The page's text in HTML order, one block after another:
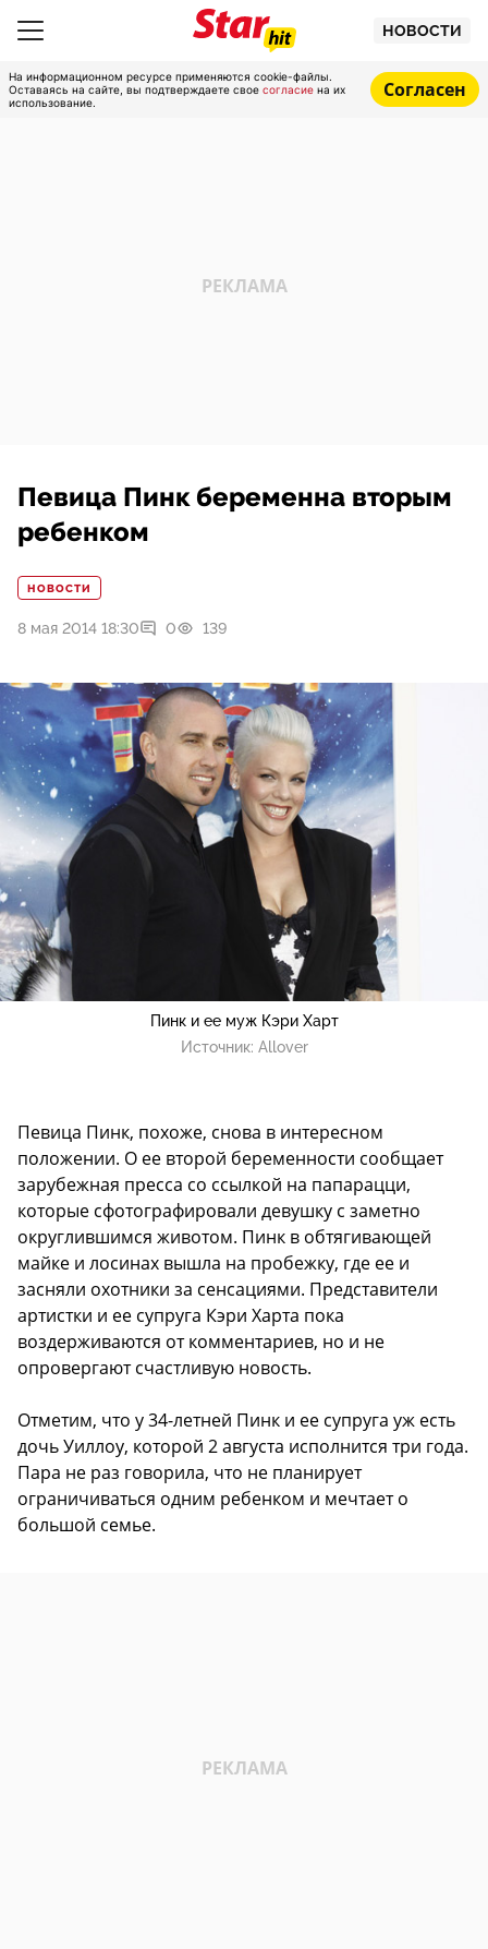
НОВОСТИ
На информационном ресурсе применяются cookie-файлы.
Оставаясь на сайте, вы подтверждаете свое согласие на их
использование.
Согласен
Певица Пинк беременна вторым
ребенком
НОВОСТИ
8 мая 2014 18:30 0 139
Пинк и ее муж Кэри Харт
Источник: Allover
Певица Пинк, похоже, снова в интересном
положении. О ее второй беременности сообщает
зарубежная пресса со ссылкой на папарацци,
которые сфотографировали девушку с заметно
округлившимся животом. Пинк в обтягивающей
майке и лосинах вышла на пробежку, где ее и
засняли охотники за сенсациями. Представители
артистки и ее супруга Кэри Харта пока
воздерживаются от комментариев, но и не
опровергают счастливую новость.
Отметим, что у 34-летней Пинк и ее супруга уж есть
дочь Уиллоу, которой 2 августа исполнится три года.
Пара не раз говорила, что не планирует
ограничиваться одним ребенком и мечтает о
большой семье.